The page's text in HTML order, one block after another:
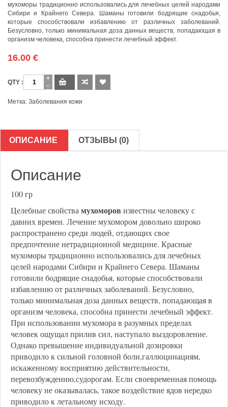
мухоморы традиционно использовались для лечебных целей народами
Сибири и Крайнего Севера. Шаманы готовили бодрящие снадобья,
которые способствовали избавлению от различных заболеваний.
Безусловно, только минимальная доза данных веществ, попадающая в
организм человека, способна принести лечебный эффект.
16.00 €
Количество
Метка: Заболевания кожи
ОПИСАНИЕ ОТЗЫВЫ (0)
Описание
100 гр
Целебные свойства мухоморов известны человеку с
давних времен. Лечение мухомором довольно широко
распространено среди людей, отдающих свое
предпочтение нетрадиционной медицине. Красные
мухоморы традиционно использовались для лечебных
целей народами Сибири и Крайнего Севера. Шаманы
готовили бодрящие снадобья, которые способствовали
избавлению от различных заболеваний. Безусловно,
только минимальная доза данных веществ, попадающая в
организм человека, способна принести лечебный эффект.
При использовании мухомора в разумных пределах
человек ощущал прилив сил, наступало выздоровление.
Однако превышение индивидуальной дозировки
приводило к сильной головной боли,галлюцинациям,
искаженному восприятию действительности,
перевозбуждению,судорогам. Если своевременная помощь
человеку не оказывалась, такое воздействие ядов нередко
приводило к летальному исходу.